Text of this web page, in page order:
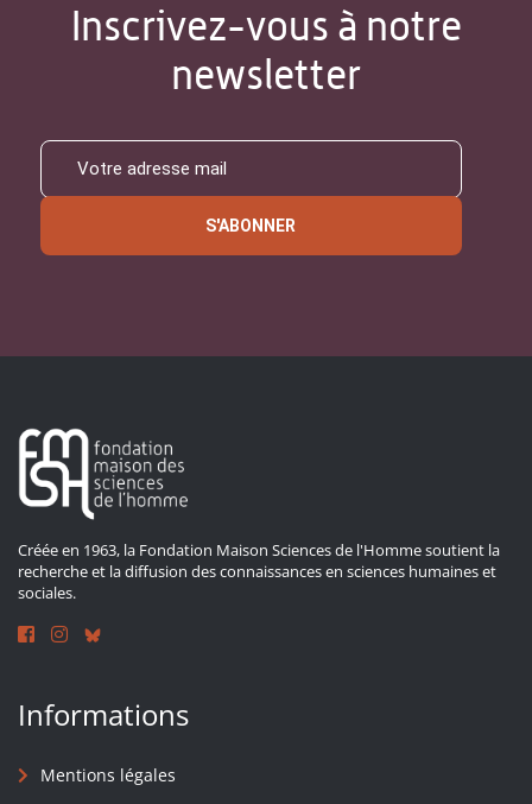
Inscrivez-vous à notre
newsletter
S'ABONNER
Créée en 1963, la Fondation Maison Sciences de l'Homme soutient la
recherche et la diffusion des connaissances en sciences humaines et
sociales.
Informations
Mentions légales